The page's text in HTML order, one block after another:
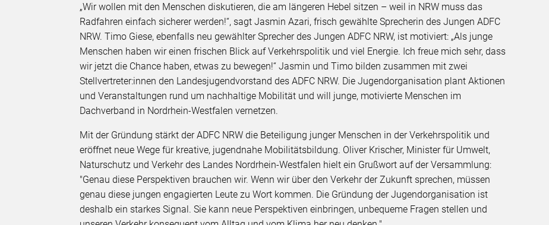
„Wir wollen mit den Menschen diskutieren, die am längeren Hebel sitzen – weil in NRW muss das
Radfahren einfach sicherer werden!“, sagt Jasmin Azari, frisch gewählte Sprecherin des Jungen ADFC
NRW. Timo Giese, ebenfalls neu gewählter Sprecher des Jungen ADFC NRW, ist motiviert: „Als junge
Menschen haben wir einen frischen Blick auf Verkehrspolitik und viel Energie. Ich freue mich sehr, dass
wir jetzt die Chance haben, etwas zu bewegen!“ Jasmin und Timo bilden zusammen mit zwei
Stellvertreter:innen den Landesjugendvorstand des ADFC NRW. Die Jugendorganisation plant Aktionen
und Veranstaltungen rund um nachhaltige Mobilität und will junge, motivierte Menschen im
Dachverband in Nordrhein-Westfalen vernetzen.
Mit der Gründung stärkt der ADFC NRW die Beteiligung junger Menschen in der Verkehrspolitik und
eröffnet neue Wege für kreative, jugendnahe Mobilitätsbildung. Oliver Krischer, Minister für Umwelt,
Naturschutz und Verkehr des Landes Nordrhein-Westfalen hielt ein Grußwort auf der Versammlung:
"Genau diese Perspektiven brauchen wir. Wenn wir über den Verkehr der Zukunft sprechen, müssen
genau diese jungen engagierten Leute zu Wort kommen. Die Gründung der Jugendorganisation ist
deshalb ein starkes Signal. Sie kann neue Perspektiven einbringen, unbequeme Fragen stellen und